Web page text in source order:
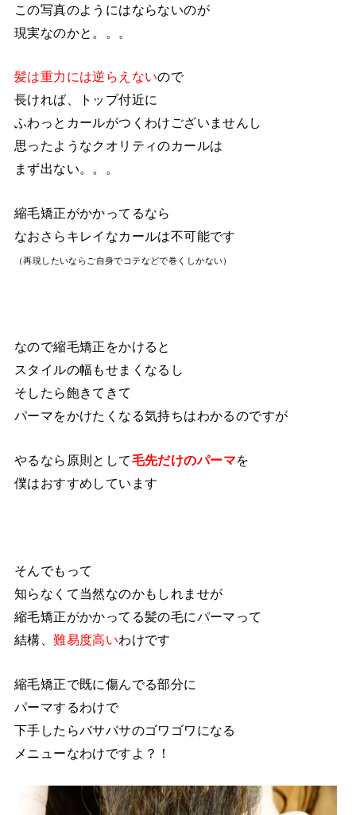
この写真のようにはならないのが
現実なのかと。。。
髪は重力には逆らえないので
長ければ、トップ付近に
ふわっとカールがつくわけございませんし
思ったようなクオリティのカールは
まず出ない。。。
縮毛矯正がかかってるなら
なおさらキレイなカールは不可能です
（再現したいならご自身でコテなどで巻くしかない）
なので縮毛矯正をかけると
スタイルの幅もせまくなるし
そしたら飽きてきて
パーマをかけたくなる気持ちはわかるのですが
やるなら原則として毛先だけのパーマを
僕はおすすめしています
そんでもって
知らなくて当然なのかもしれませが
縮毛矯正がかかってる髪の毛にパーマって
結構、難易度高いわけです
縮毛矯正で既に傷んでる部分に
パーマするわけで
下手したらバサバサのゴワゴワになる
メニューなわけですよ？！